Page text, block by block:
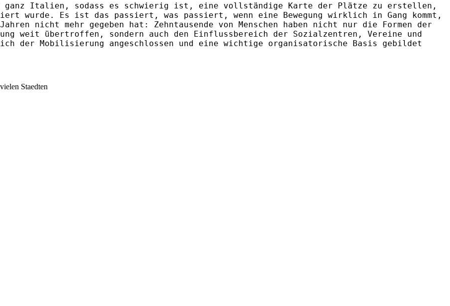
in ganz Italien, sodass es schwierig ist, eine vollständige Karte der Plätze zu erstellen,
wurde. Es ist das passiert, was passiert, wenn eine Bewegung wirklich in Gang kommt,
nicht mehr gegeben hat: Zehntausende von Menschen haben nicht nur die Formen der
weit übertroffen, sondern auch den Einflussbereich der Sozialzentren, Vereine und
der Mobilisierung angeschlossen und eine wichtige organisatorische Basis gebildet